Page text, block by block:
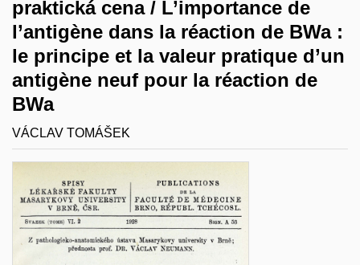
praktická cena / L’importance de
l’antigène dans la réaction de BWa :
le principe et la valeur pratique d’un
antigène neuf pour la réaction de
BWa
VÁCLAV TOMÁŠEK